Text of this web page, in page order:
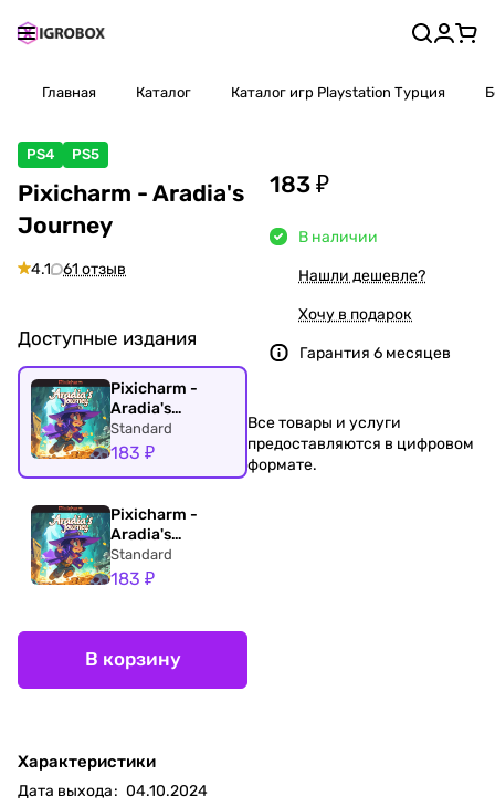
Главная Каталог Каталог игр Playstation Турция
PS4 PS5
Pixicharm - Aradia's
Journey
4.1 61 отзыв
Доступные издания
Pixicharm -
Aradia's
Journey
Standard
183 ₽
Pixicharm -
Aradia's
Journey
Standard
183 ₽
В корзину
Характеристики
Дата выхода: 04.10.2024
183 ₽
В наличии
Нашли дешевле?
Хочу в подарок
Гарантия 6 месяцев
Все товары и услуги
предоставляются в цифровом
формате.